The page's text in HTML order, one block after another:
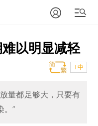
以明显减轻
T中
量都足够大，只要有
。”